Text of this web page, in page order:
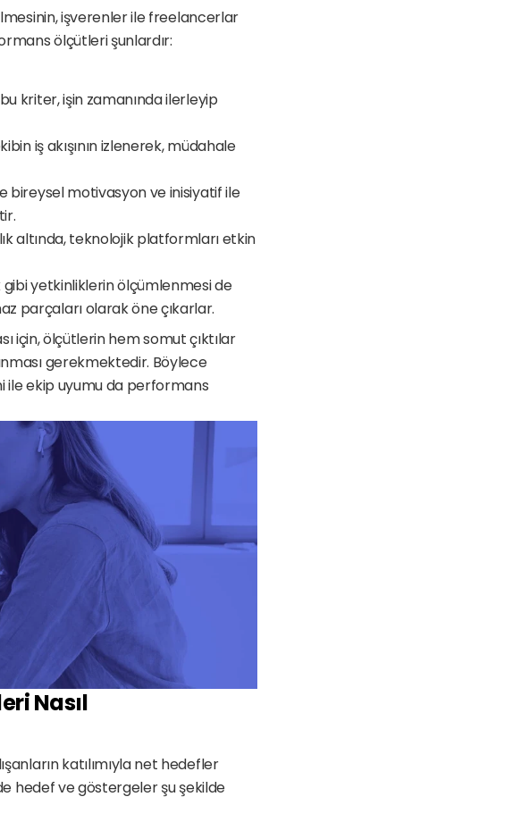
işverenler ile freelancerlar
ölçütleri şunlardır:
kriter, işin zamanında ilerleyip
iş akışının izlenerek, müdahale
bireysel motivasyon ve inisiyatif ile
altında, teknolojik platformları etkin
gibi yetkinliklerin ölçümlenmesi de
parçaları olarak öne çıkarlar.
için, ölçütlerin hem somut çıktılar
gerekmektedir. Böylece
ile ekip uyumu da performans
Nasıl
katılımıyla net hedefler
hedef ve göstergeler şu şekilde